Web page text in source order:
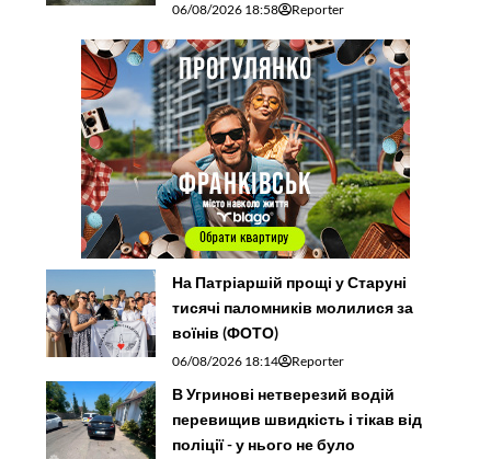
06/08/2026 18:58 Reporter
На Патріаршій прощі у Старуні
тисячі паломників молилися за
воїнів (ФОТО)
06/08/2026 18:14 Reporter
В Угринові нетверезий водій
перевищив швидкість і тікав від
поліції - у нього не було